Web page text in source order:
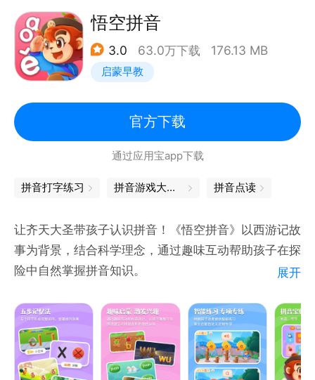
6.拼音笔画演示、拼音描红。动态演示如何写拼音，教
你正确书写拼音。
7.拼音查汉字，收纳约7800个汉字，真人发声、拼音
拼读发声。
在考试中提高自己。
9.益智小游戏。简单好玩的小游戏，在游戏中学到拼
悟空拼音
3.0 63.0万下载 176.13 MB
启蒙早教
官方下载
通过应用宝app下载
拼音打字练习 拼音游戏大闯关 拼音点读
让齐天大圣带孩子认识拼音！《悟空拼音》以西游记故
事为背景，结合科学理念，通过趣味互动帮助孩子在探
险中自然掌握拼音知识。
【产品亮点】
跟着孙悟空学拼音：以经典西游IP为背景，让孩子在熟
悉的故事情境与人物形象中认识拼音，寓教于乐，激发
探索欲和兴趣，让启蒙不再枯燥。
展开